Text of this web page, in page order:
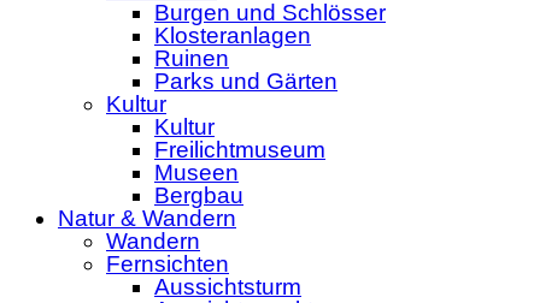
Burgen und Schlösser
Klosteranlagen
Ruinen
Parks und Gärten
Kultur
Kultur
Freilichtmuseum
Museen
Bergbau
Natur & Wandern
Wandern
Fernsichten
Aussichtsturm